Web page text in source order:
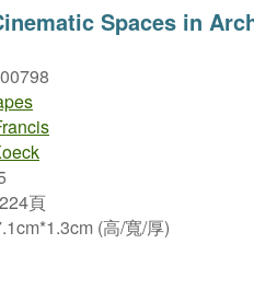
Spaces in
頁
(高/寬/厚)